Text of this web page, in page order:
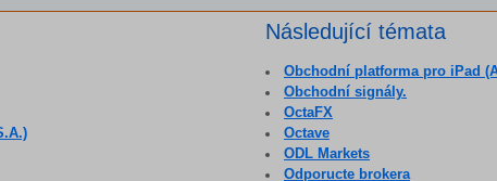
Následující témata
Obchodní platforma pro iPad
Obchodní signály.
OctaFX
Octave
ODL Markets
Odporucte brokera